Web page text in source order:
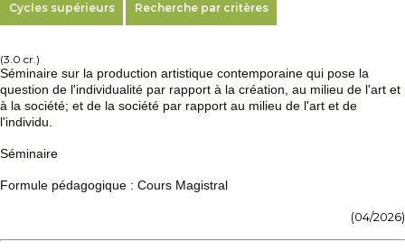
Cycles supérieurs Recherche par critères
(3.0 cr.)
Séminaire sur la production artistique contemporaine qui pose la
question de l'individualité par rapport à la création, au milieu de l'art et
à la société; et de la société par rapport au milieu de l'art et de
l'individu.
Séminaire
Formule pédagogique : Cours Magistral
(04/2026)